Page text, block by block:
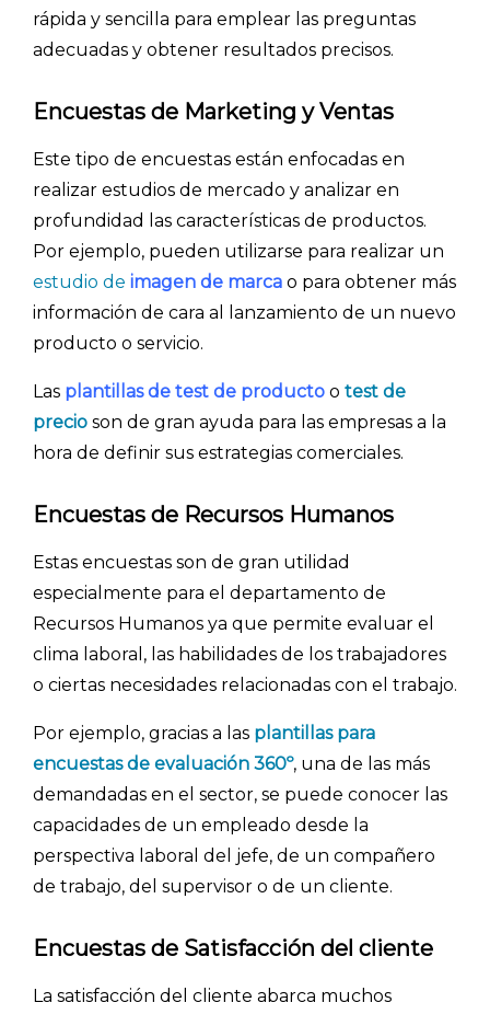
rápida y sencilla para emplear las preguntas
adecuadas y obtener resultados precisos.
Encuestas de Marketing y Ventas
Este tipo de encuestas están enfocadas en
realizar estudios de mercado y analizar en
profundidad las características de productos.
Por ejemplo, pueden utilizarse para realizar un
estudio de imagen de marca o para obtener más
información de cara al lanzamiento de un nuevo
producto o servicio.
Las plantillas de test de producto o test de
precio son de gran ayuda para las empresas a la
hora de definir sus estrategias comerciales.
Encuestas de Recursos Humanos
Estas encuestas son de gran utilidad
especialmente para el departamento de
Recursos Humanos ya que permite evaluar el
clima laboral, las habilidades de los trabajadores
o ciertas necesidades relacionadas con el trabajo.
Por ejemplo, gracias a las plantillas para
encuestas de evaluación 360º, una de las más
demandadas en el sector, se puede conocer las
capacidades de un empleado desde la
perspectiva laboral del jefe, de un compañero
de trabajo, del supervisor o de un cliente.
Encuestas de Satisfacción del cliente
La satisfacción del cliente abarca muchos